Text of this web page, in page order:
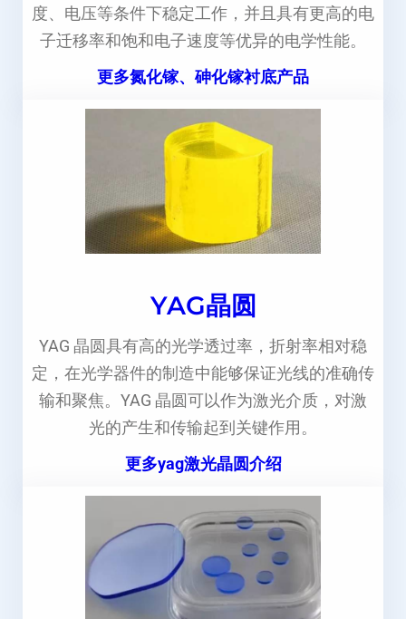
度、电压等条件下稳定工作，并且具有更高的电
子迁移率和饱和电子速度等优异的电学性能。
更多氮化镓、砷化镓衬底产品
YAG晶圆
YAG 晶圆具有高的光学透过率，折射率相对稳
定，在光学器件的制造中能够保证光线的准确传
输和聚焦。YAG 晶圆可以作为激光介质，对激
光的产生和传输起到关键作用。
更多yag激光晶圆介绍